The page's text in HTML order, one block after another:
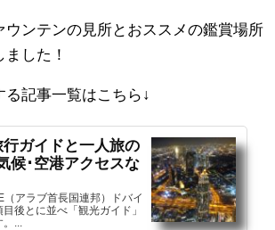
ウンテンの見所とおススメの鑑賞場所
した！
る記事一覧はこちら ↓
ガイドと一人旅の
候･空港アクセスな
（アラブ首長国連邦）ドバイ
後とに並べ「観光ガイド」
...